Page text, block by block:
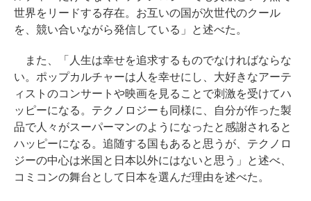
世界をリードする存在。お互いの国が次世代のクール
を、競い合いながら発信している」と述べた。
また、「人生は幸せを追求するものでなければならな
い。ポップカルチャーは人を幸せにし、大好きなアーテ
ィストのコンサートや映画を見ることで刺激を受けてハ
ッピーになる。テクノロジーも同様に、自分が作った製
品で人々がスーパーマンのようになったと感謝されると
ハッピーになる。追随する国もあると思うが、テクノロ
ジーの中心は米国と日本以外にはないと思う」と述べ、
コミコンの舞台として日本を選んだ理由を述べた。